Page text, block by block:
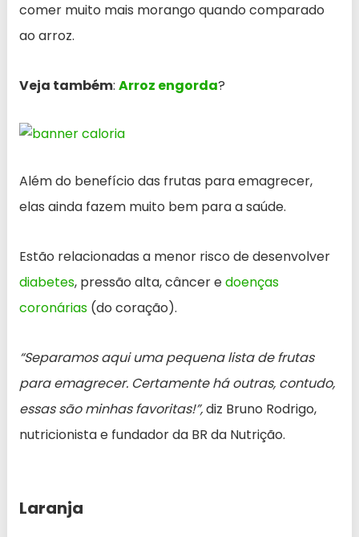
comer muito mais morango quando comparado
ao arroz.
Veja também: Arroz engorda?
Além do benefício das frutas para emagrecer,
elas ainda fazem muito bem para a saúde.
Estão relacionadas a menor risco de desenvolver
diabetes, pressão alta, câncer edoenças
coronárias (do coração).
“Separamos aqui uma pequena lista de frutas
para emagrecer. Certamente há outras, contudo,
essas são minhas favoritas!”,diz Bruno Rodrigo,
nutricionista e fundador da BR da Nutrição.
Laranja